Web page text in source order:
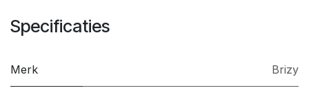
Specificaties
Merk Brizy